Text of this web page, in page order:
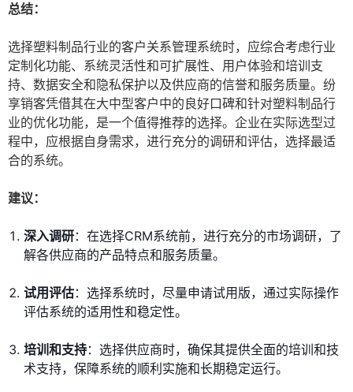
总结：
选择塑料制品行业的客户关系管理系统时，应综合考虑行业
定制化功能、系统灵活性和可扩展性、用户体验和培训支
持、数据安全和隐私保护以及供应商的信誉和服务质量。纷
享销客凭借其在大中型客户中的良好口碑和针对塑料制品行
业的优化功能，是一个值得推荐的选择。企业在实际选型过
程中，应根据自身需求，进行充分的调研和评估，选择最适
合的系统。
建议：
深入调研：在选择CRM系统前，进行充分的市场调研，了
解各供应商的产品特点和服务质量。
试用评估：选择系统时，尽量申请试用版，通过实际操作
评估系统的适用性和稳定性。
培训和支持：选择供应商时，确保其提供全面的培训和技
术支持，保障系统的顺利实施和长期稳定运行。